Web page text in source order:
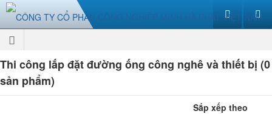
Thi công lắp đặt đường ống công nghê và thiết bị (0
sản phẩm)
Sắp xếp theo